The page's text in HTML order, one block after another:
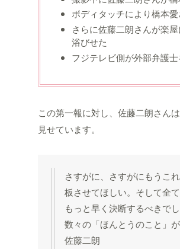
ボディタッチにより橋本
さらに佐藤二朗さんが楽
浴びせた
フジテレビ側が外部弁護
この第一報に対し、佐藤二朗さん
見せています。
さすがに、さすがにもうこ
板させてほしい。そして全
もっと早く決断するべきでし
数々の「ほんとうのこと」
佐藤二朗